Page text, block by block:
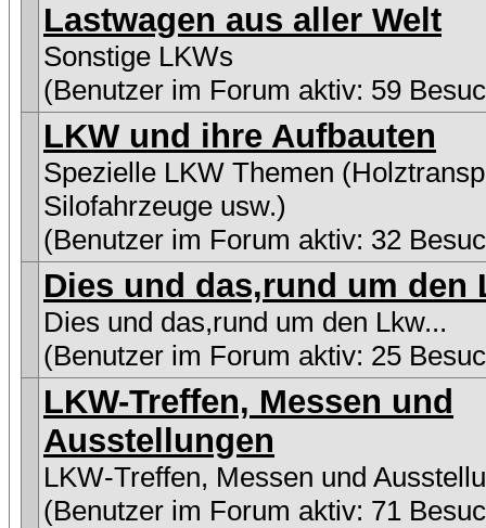
Lastwagen aus aller Welt
Sonstige LKWs
(Benutzer im Forum aktiv: 59
LKW und ihre Aufbauten
Spezielle LKW Themen
Silofahrzeuge usw.)
(Benutzer im Forum aktiv: 32
Dies und das,rund um den
Dies und das,rund um den Lkw...
(Benutzer im Forum aktiv: 25
LKW-Treffen, Messen und
Ausstellungen
LKW-Treffen, Messen und
(Benutzer im Forum aktiv: 71